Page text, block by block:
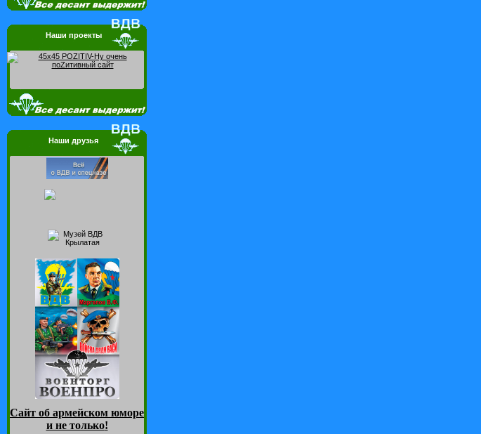
Наши проекты
Наши друзья
Сайт об армейском юморе
и не только!